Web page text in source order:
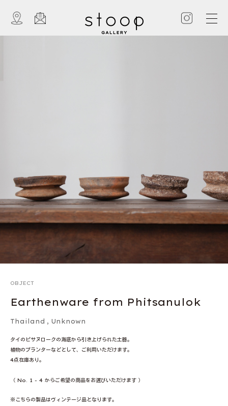
OBJECT
Earthenware from Phitsanulok
Thailand , Unknown
タイのピサヌロークの海底から引き上げられた土器。
植物のプランターなどとして、ご利用いただけます。
4点在庫あり。
（ No. 1 - 4 からご希望の商品をお選びいただけます ）
※こちらの製品はヴィンテージ品となります。